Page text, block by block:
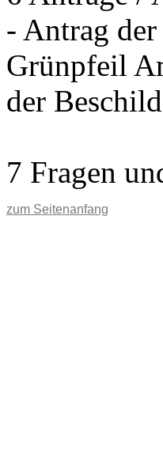
- Antrag
Grünpfeil
der
7 Fragen
zum Seitenanfang